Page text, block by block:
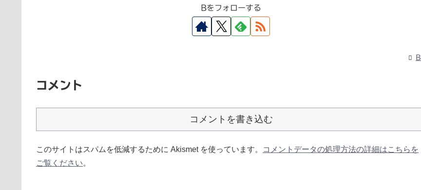
Bをフォローする
B
コメント
コメントを書き込む
このサイトはスパムを低減するために Akismet を使っています。
コメントデータの処理方法の詳細はこちらを
ご覧ください。